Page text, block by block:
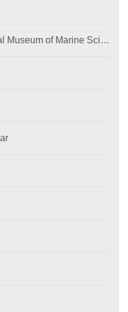
Museum of Marine Scie